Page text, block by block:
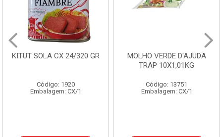
MOLHO VERDE D'AJUDA
Código: 13751
Embalagem: CX/1
FRUTAS
CX 10KG
Código: 1785
Embalagem: KG/10